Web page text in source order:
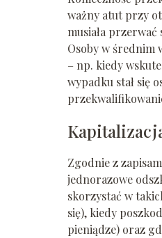
ważny atut przy
musiała
Osoby w średnim
– np. kiedy
wypadku stał się
Zgodnie z
jednorazowe
skorzystać w
się), kiedy
pieniądze) oraz